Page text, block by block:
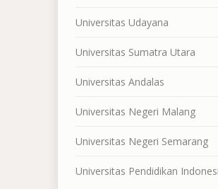
Universitas Udayana
Universitas Sumatra Utara
Universitas Andalas
Universitas Negeri Malang
Universitas Negeri Semarang
Universitas Pendidikan